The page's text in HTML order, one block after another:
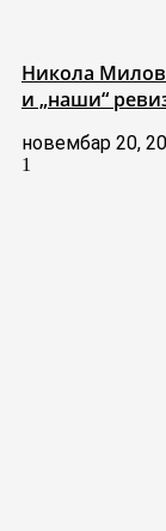
Никола
и „наши“
новембар 20,